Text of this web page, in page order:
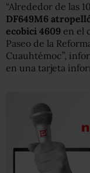
“Alrededor de las
DF649M6
ecobici 4609 en el
Paseo de la
Cuauhtémoc”,
en una tarjeta